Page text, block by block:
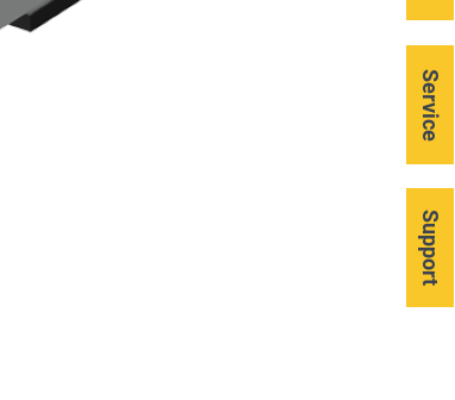
Service
Support